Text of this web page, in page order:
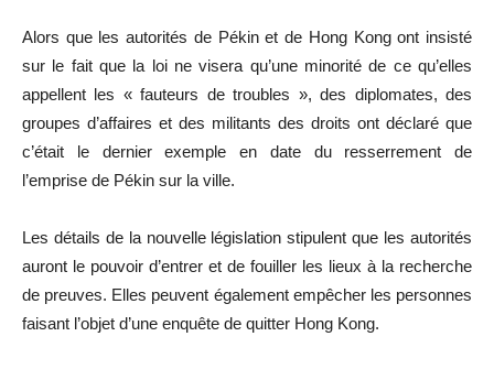
Alors que les autorités de Pékin et de Hong Kong ont insisté
sur le fait que la loi ne visera qu’une minorité de ce qu’elles
appellent les « fauteurs de troubles », des diplomates, des
groupes d’affaires et des militants des droits ont déclaré que
c’était le dernier exemple en date du resserrement de
l’emprise de Pékin sur la ville.
Les détails de la nouvelle législation stipulent que les autorités
auront le pouvoir d’entrer et de fouiller les lieux à la recherche
de preuves. Elles peuvent également empêcher les personnes
faisant l’objet d’une enquête de quitter Hong Kong.